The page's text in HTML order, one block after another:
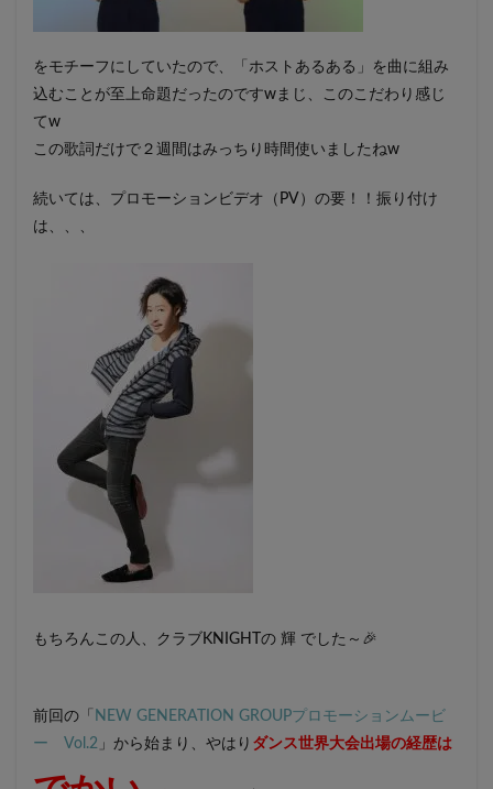
をモチーフにしていたので、「ホストあるある」を曲に組み
込むことが至上命題だったのですwまじ、このこだわり感じ
てw
この歌詞だけで２週間はみっちり時間使いましたねw
続いては、プロモーションビデオ（PV）の要！！振り付け
は、、、
もちろんこの人、クラブKNIGHTの 輝 でした～🎉
前回の「 NEW GENERATION GROUPプロモーションムービ
ー Vol.2 」から始まり、やはり ダンス世界大会出場の経歴は